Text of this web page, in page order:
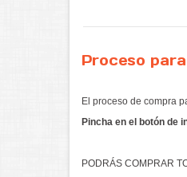
Proceso
El proceso de compra
Pincha en el botón de
PODRÁS COMPRAR